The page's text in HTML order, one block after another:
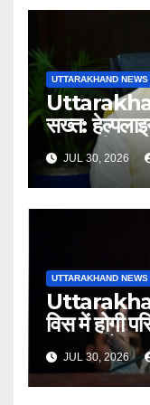
UTTARAKHAND NEWS
सख्त:
लापरवाही पर
अधिकारियों
JUL 30, 2026
UTTARAKHAND NEWS
विस में होगी
अगस्त को
JUL 30, 2026